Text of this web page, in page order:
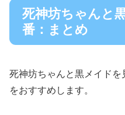
死神坊ちゃんと
番：まとめ
死神坊ちゃんと黒メイドを
をおすすめします。